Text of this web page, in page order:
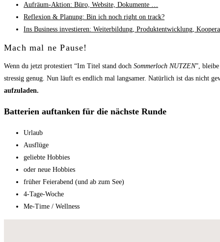
Aufräum-Aktion: Büro, Website, Dokumente …
Reflexion & Planung: Bin ich noch right on track?
Ins Business investieren: Weiterbildung, Produktentwicklung,
Mach mal ne Pause!
Wenn du jetzt protestiert “Im Titel stand doch Sommerloch NUTZEN”,
stressig genug. Nun läuft es endlich mal langsamer. Natürlich ist das nicht
aufzuladen.
Batterien auftanken für die nächste Runde
Urlaub
Ausflüge
geliebte Hobbies
oder neue Hobbies
früher Feierabend (und ab zum See)
4-Tage-Woche
Me-Time / Wellness